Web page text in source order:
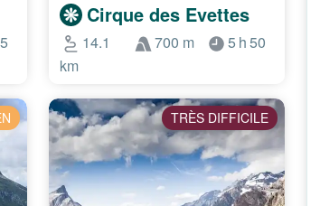
Cirque des Evettes
14.1
km
700 m 5 h 50
TRÈS DIFFICILE